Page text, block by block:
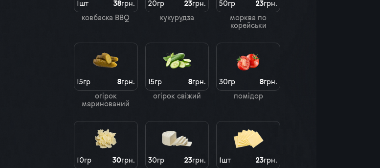
1шт 38грн.
ковбаска BBQ
20гр 23грн.
кукурудза
50гр 23грн.
морква по
корейськи
15гр 8грн.
огірок
маринований
15гр 8грн.
огірок свіжий
30гр 8грн.
помідор
10гр 30грн.
30гр 23грн.
1шт 23грн.